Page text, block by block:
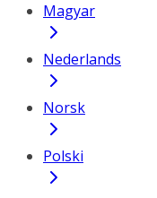
Magyar
Nederlands
Norsk
Polski